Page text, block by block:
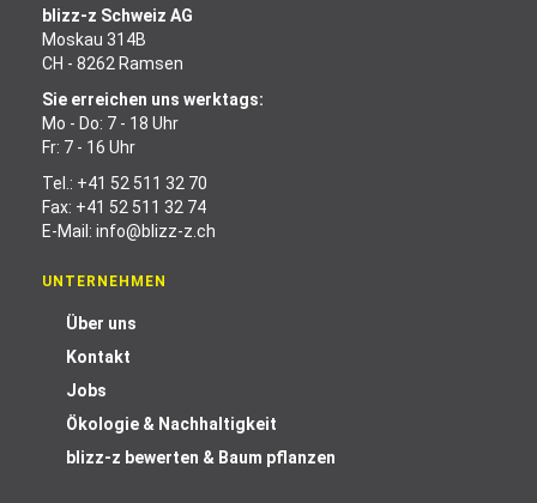
blizz-z Schweiz AG
Moskau 314B
CH - 8262 Ramsen
Sie erreichen uns werktags:
Mo - Do: 7 - 18 Uhr
Fr: 7 - 16 Uhr
Tel.: +41 52 511 32 70
Fax: +41 52 511 32 74
E-Mail: info@blizz-z.ch
UNTERNEHMEN
Über uns
Kontakt
Jobs
Ökologie & Nachhaltigkeit
blizz-z bewerten & Baum pflanzen